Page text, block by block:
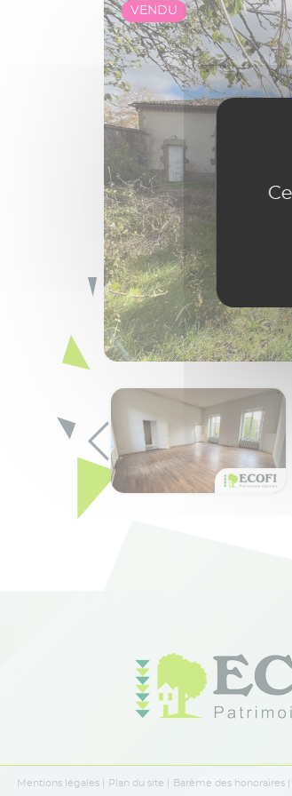
VENDU
Mentions légales Plan du site Barème des honoraires